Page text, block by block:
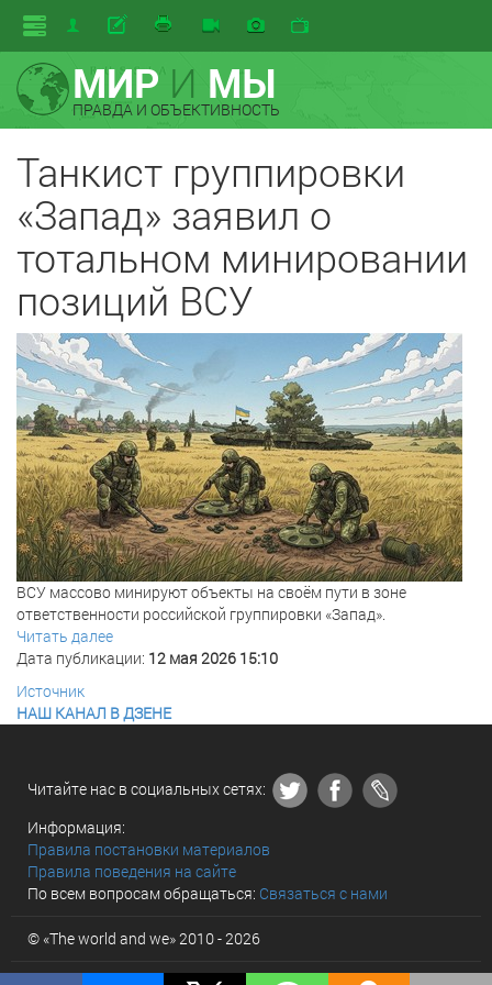
МИРИ МЫ
ПРАВДА И ОБЪЕКТИВНОСТЬ
Танкист группировки
«Запад» заявил о
тотальном минировании
позиций ВСУ
ВСУ массово минируют объекты на своём пути в зоне
ответственности российской группировки «Запад».
Читать далее
Дата публикации: 12 мая 2026 15:10
Источник
НАШ КАНАЛ В ДЗЕНЕ
Читайте нас в социальных сетях:
Информация:
Правила постановки материалов
Правила поведения на сайте
По всем вопросам обращаться: Связаться с нами
© «The world and we» 2010 - 2026